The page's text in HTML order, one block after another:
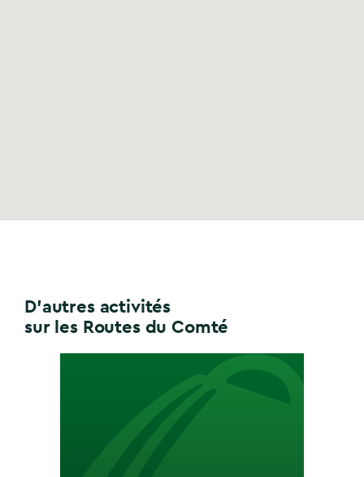
D'autres activités
sur les Routes du Comté